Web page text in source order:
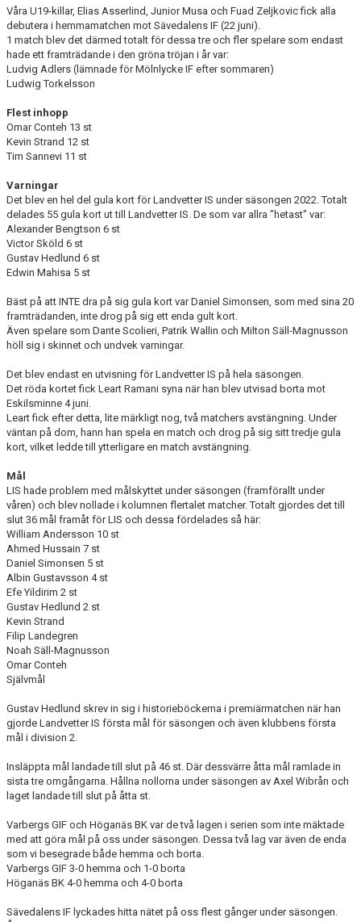
Våra U19-killar, Elias Asserlind, Junior Musa och Fuad Zeljkovic fick alla
debutera i hemmamatchen mot Sävedalens IF (22 juni).
1 match blev det därmed totalt för dessa tre och fler spelare som endast
hade ett framträdande i den gröna tröjan i år var:
Ludvig Adlers (lämnade för Mölnlycke IF efter sommaren)
Ludwig Torkelsson
Flest inhopp
Omar Conteh 13 st
Kevin Strand 12 st
Tim Sannevi 11 st
Varningar
Det blev en hel del gula kort för Landvetter IS under säsongen 2022. Totalt
delades 55 gula kort ut till Landvetter IS. De som var allra "hetast" var:
Alexander Bengtson 6 st
Victor Sköld 6 st
Gustav Hedlund 6 st
Edwin Mahisa 5 st
Bäst på att INTE dra på sig gula kort var Daniel Simonsen, som med sina 20
framträdanden, inte drog på sig ett enda gult kort.
Även spelare som Dante Scolieri, Patrik Wallin och Milton Säll-Magnusson
höll sig i skinnet och undvek varningar.
Det blev endast en utvisning för Landvetter IS på hela säsongen.
Det röda kortet fick Leart Ramani syna när han blev utvisad borta mot
Eskilsminne 4 juni.
Leart fick efter detta, lite märkligt nog, två matchers avstängning. Under
väntan på dom, hann han spela en match och drog på sig sitt tredje gula
kort, vilket ledde till ytterligare en match avstängning.
Mål
LIS hade problem med målskyttet under säsongen (framförallt under
våren) och blev nollade i kolumnen flertalet matcher. Totalt gjordes det till
slut 36 mål framåt för LIS och dessa fördelades så här:
William Andersson 10 st
Ahmed Hussain 7 st
Daniel Simonsen 5 st
Albin Gustavsson 4 st
Efe Yildirim 2 st
Gustav Hedlund 2 st
Kevin Strand
Filip Landegren
Noah Säll-Magnusson
Omar Conteh
Självmål
Gustav Hedlund skrev in sig i historieböckerna i premiärmatchen när han
gjorde Landvetter IS första mål för säsongen och även klubbens första
mål i division 2.
Insläppta mål landade till slut på 46 st. Där dessvärre åtta mål ramlade in
sista tre omgångarna. Hållna nollorna under säsongen av Axel Wibrån och
laget landade till slut på åtta st.
Varbergs GIF och Höganäs BK var de två lagen i serien som inte mäktade
med att göra mål på oss under säsongen. Dessa två lag var även de enda
som vi besegrade både hemma och borta.
Varbergs GIF 3-0 hemma och 1-0 borta
Höganäs BK 4-0 hemma och 4-0 borta
Sävedalens IF lyckades hitta nätet på oss flest gånger under säsongen.